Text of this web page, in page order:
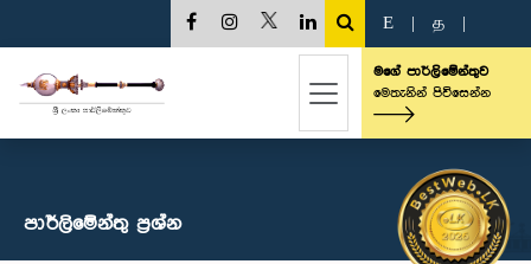
E த
මගේ පාර්ලිමේන්තුව
මෙතැනින් පිවිසෙන්න
පාර්ලි‌මේන්තු‌ ප්‍රශ්න